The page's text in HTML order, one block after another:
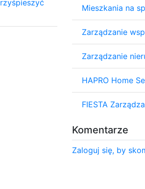
Mieszkania na
Zarządzanie
Zarządzanie
HAPRO Home
FIESTA
Komentarze
Zaloguj się, by